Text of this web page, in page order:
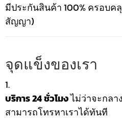
มีประกันสินค้า 100% ครอบ
สัญญา)
จุดแข็งของเรา
บริการ 24 ชั่วโมงไม่ว่าจะกล
สามารถโทรหาเราได้ทันที